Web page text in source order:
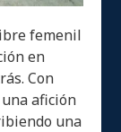
femenil
en
Con
afición
una